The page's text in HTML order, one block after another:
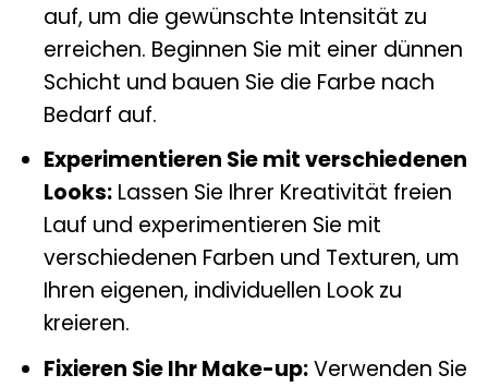
auf, um die gewünschte Intensität zu
erreichen. Beginnen Sie mit einer dünnen
Schicht und bauen Sie die Farbe nach
Bedarf auf.
Experimentieren Sie mit verschiedenen
Looks:Lassen Sie Ihrer Kreativität freien
Lauf und experimentieren Sie mit
verschiedenen Farben und Texturen, um
Ihren eigenen, individuellen Look zu
kreieren.
Fixieren Sie Ihr Make-up:Verwenden Sie